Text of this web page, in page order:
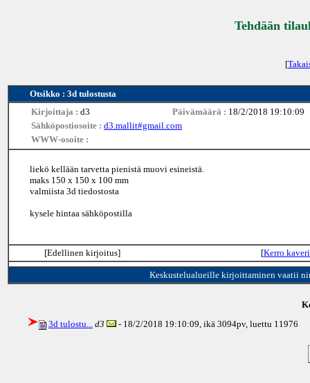
Tehdään
[
Otsikko : 3d tulostusta
Kirjoittaja : d3 Päivämäärä : 18/2/2018 19:10:09
Sähköpostiosoite : d3.mallit#gmail.com
WWW-osoite :
liekö kellään tarvetta pienistä muovi esineistä.
maks 150 x 150 x 100 mm
valmiista 3d tiedostosta
kysele hintaa sähköpostilla
[Edellinen kirjoitus] [Kerro
Keskustelualueille kirjoittaminen vaatii
3d tulostu... d3 - 18/2/2018 19:10:09, ikä 3094pv, luettu 11976